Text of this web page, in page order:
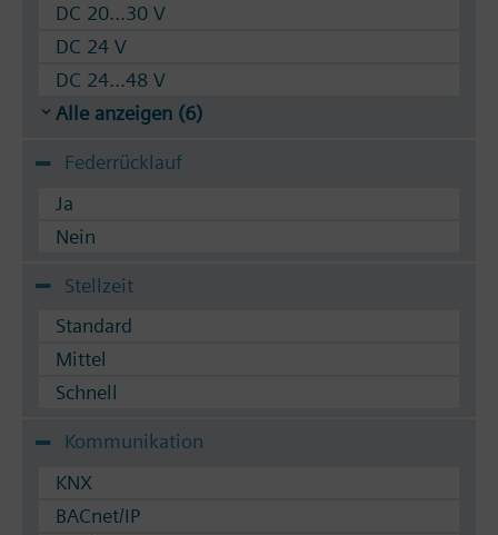
DC 20...30 V
DC 24 V
DC 24...48 V
Alle anzeigen (6)
Federrücklauf
Ja
Nein
Stellzeit
Standard
Mittel
Schnell
Kommunikation
KNX
BACnet/IP